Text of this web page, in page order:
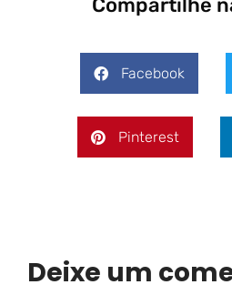
Compartilhe
Facebook
Pinterest
Deixe um